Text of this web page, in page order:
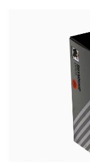
Zubehör/
Kleben &